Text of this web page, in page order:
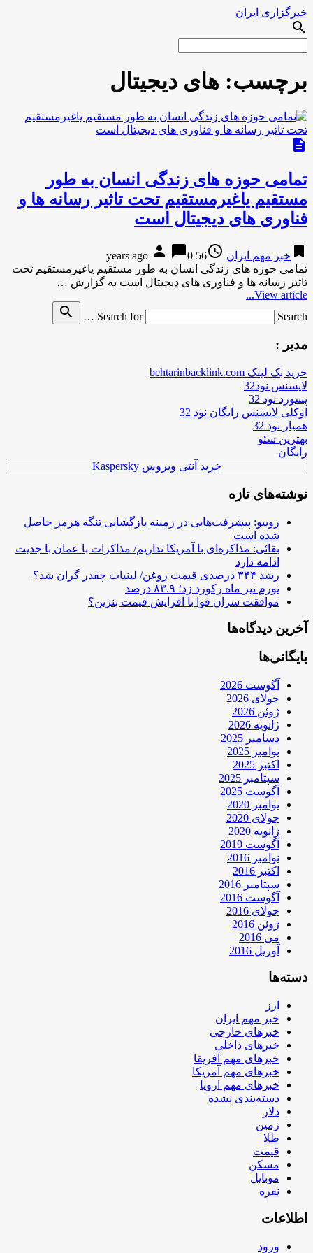
خبرگزاری ایران
search
برچسب: های دیجیتال
description
تمامی حوزه های زندگی انسان به طور
مستقیم یاغیرمستقیم تحت تاثیر رسانه ها و
فناوری های دیجیتال است
bookmark خبر مهم ایران access_time
56 years ago
person chat_bubble0
تمامی حوزه های زندگی انسان به طور مستقیم یاغیرمستقیم تحت
تاثیر رسانه ها و فناوری های دیجیتال است به گزارش …
View article...
Search for
Search …
search
مدیر :
خرید بک لینک behtarinbacklink.com
لایسنس نود32
پسورد نود 32
اوکلی لایسنس رایگان نود 32
همیار نود 32
بهترین سئو
رایگان
خرید آنتی ویروس Kaspersky
نوشته‌های تازه
روبیو: پیشرفت‌هایی در زمینه بازگشایی تنگه هرمز حاصل
شده است
بقائی: مذاکره‌ای با آمریکا نداریم/ مذاکرات با عمان با جدیت
ادامه دارد
رشد ۳۴۴ درصدی قیمت روغن/ لبنیات چقدر گران شد؟
تورم تیر ماه رکورد زد؛ ۸۳.۹ درصد
موافقت سران قوا با افزایش قیمت بنزین؟
آخرین دیدگاه‌ها
بایگانی‌ها
آگوست 2026
جولای 2026
ژوئن 2026
ژانویه 2026
دسامبر 2025
نوامبر 2025
اکتبر 2025
سپتامبر 2025
آگوست 2025
نوامبر 2020
جولای 2020
ژانویه 2020
آگوست 2019
نوامبر 2016
اکتبر 2016
سپتامبر 2016
آگوست 2016
جولای 2016
ژوئن 2016
می 2016
آوریل 2016
دسته‌ها
ارز
خبر مهم ایران
خبرهای خارجی
خبرهای داخلی
خبرهای مهم آفریقا
خبرهای مهم آمریکا
خبرهای مهم اروپا
دسته‌بندی نشده
دلار
زمین
طلا
قیمت
مسکن
موبایل
نقره
اطلاعات
ورود